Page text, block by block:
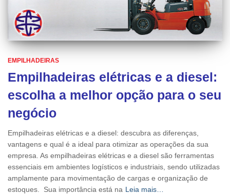
EMPILHADEIRAS
Empilhadeiras elétricas e a diesel:
escolha a melhor opção para o seu
negócio
Empilhadeiras elétricas e a diesel: descubra as diferenças,
vantagens e qual é a ideal para otimizar as operações da sua
empresa. As empilhadeiras elétricas e a diesel são ferramentas
essenciais em ambientes logísticos e industriais, sendo utilizadas
amplamente para movimentação de cargas e organização de
estoques. Sua importância está na Leia mais…